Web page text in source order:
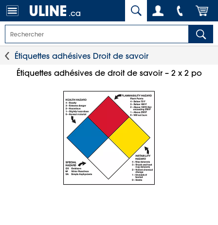
.ca
Étiquettes adhésives Droit de savoir
Étiquettes adhésives de droit de savoir – 2 x 2 po